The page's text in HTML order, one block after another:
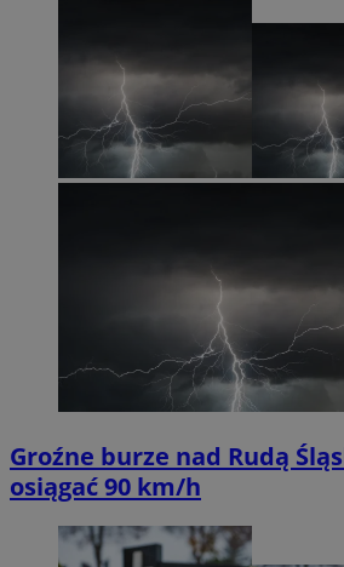
Groźne burze nad Rudą
osiągać 90 km/h